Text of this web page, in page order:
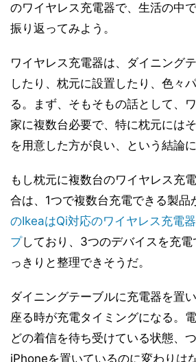
のワイヤレス充電器で、生活の中
振り返ってみよう。
ワイヤレス充電器は、ダイニング
したり、枕元に設置したり、色々
る。まず、そもそもの話として、
家に複数台必要で、特に枕元には
を用意した方が良い、という結論に
もし枕元に複数台のワイヤレス充
合は、1つで複数台充電できる製品
のIkeaはQi対応のワイヤレス充電
プしており、3つのデバイスを充
っきりと整理できそうだ。
ダイニングテーブルに充電器を置
座る時が充電タイミングになる。
どの着信を待ち受けている状態、
iPhoneを置いているのに変わりは